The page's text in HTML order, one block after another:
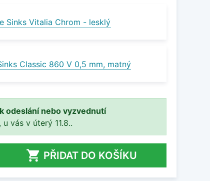
Sinks Vitalia Chrom - lesklý
Classic 860 V 0,5 mm, matný
odeslání nebo vyzvednutí
vás v úterý 11.8..
 PŘIDAT DO KOŠÍKU